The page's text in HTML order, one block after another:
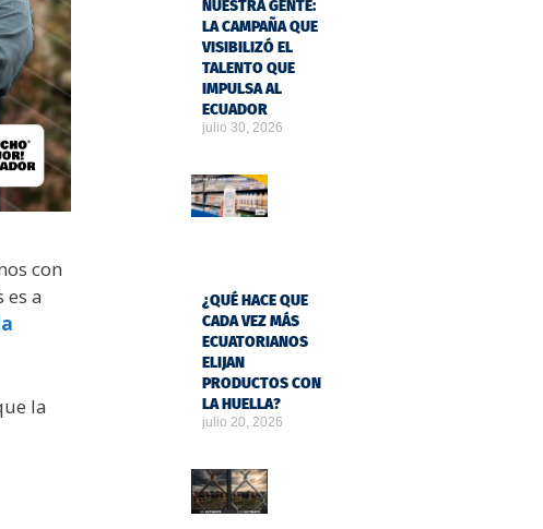
con
a
la
NUESTRA GENTE:
LA CAMPAÑA QUE
VISIBILIZÓ EL
TALENTO QUE
IMPULSA AL
ECUADOR
julio 30, 2026
¿QUÉ HACE QUE
CADA VEZ MÁS
ECUATORIANOS
ELIJAN
PRODUCTOS CON
LA HUELLA?
julio 20, 2026